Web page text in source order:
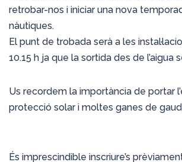
retrobar-nos i iniciar una nova
nàutiques.
El punt de trobada serà a les
10.15 h ja que la sortida des de l’aigua
Us recordem la importància de portar
protecció solar i moltes ganes de
És imprescindible inscriure’s